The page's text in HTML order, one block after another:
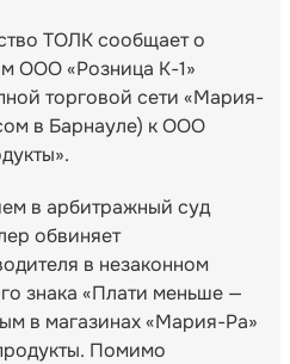
ТОЛК сообщает о
ООО «Розница К-1»
торговой сети «Мария-
в Барнауле) к ООО
в арбитражный суд
обвиняет
в незаконном
знака «Плати меньше —
в магазинах «Мария-Ра»
Помимо